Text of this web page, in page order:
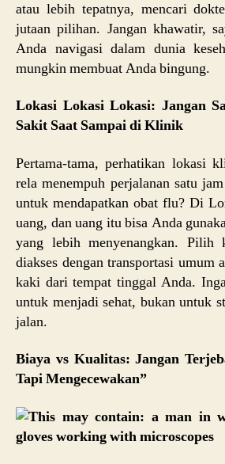
atau lebih tepatnya, mencari
jutaan pilihan. Jangan khawatir,
Anda navigasi dalam dunia
mungkin membuat Anda bingung.
Lokasi Lokasi Lokasi: Jangan
Sakit Saat Sampai di Klinik
Pertama-tama, perhatikan lokasi
rela menempuh perjalanan satu
untuk mendapatkan obat flu? Di
uang, dan uang itu bisa Anda
yang lebih menyenangkan. Pilih
diakses dengan transportasi umum
kaki dari tempat tinggal Anda.
untuk menjadi sehat, bukan untuk
jalan.
Biaya vs Kualitas: Jangan
Tapi Mengecewakan”